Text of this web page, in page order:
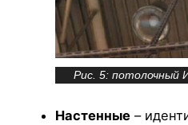
Рис. 5: потолочный
Настенные –